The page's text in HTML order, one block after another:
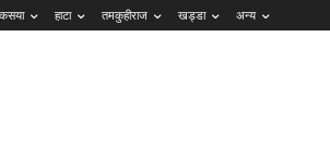
कसया हाटा तमकुहीराज खड्डा अन्य